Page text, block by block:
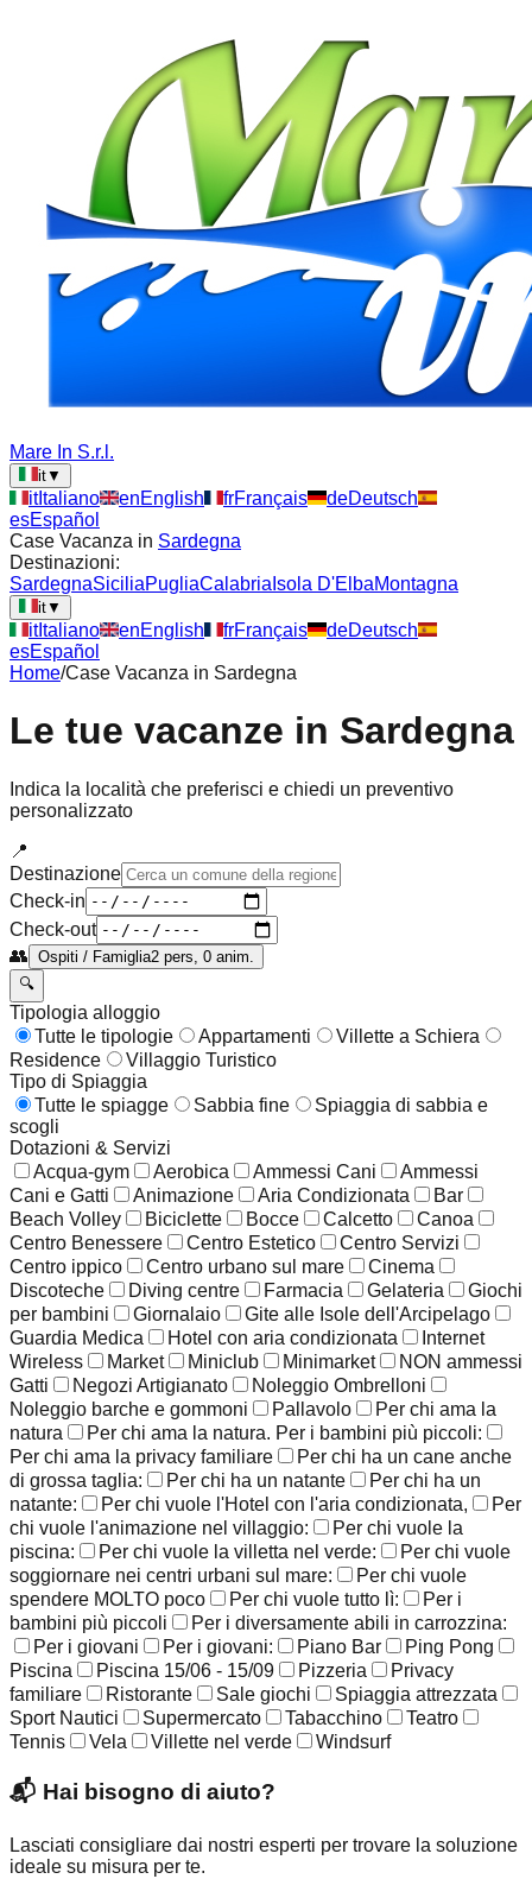
Mare In S.r.l.
it▼
itItaliano enEnglish frFrançais deDeutsch
esEspañol
Case Vacanza in Sardegna
Destinazioni:
SardegnaSiciliaPugliaCalabria Isola D'ElbaMontagna
it▼
itItaliano enEnglish frFrançais deDeutsch
esEspañol
Home/Case Vacanza in Sardegna
Le tue vacanze in Sardegna
Indica la località che preferisci e chiedi un preventivo
personalizzato
📍
Destinazione
Check-in
Check-out
👥 Ospiti / Famiglia2 pers, 0 anim.
🔍
Tipologia alloggio
Tutte le tipologie
Appartamenti
Villette a Schiera
Residence
Villaggio Turistico
Tipo di Spiaggia
Tutte le spiagge
Sabbia fine
Spiaggia di sabbia e
scogli
Dotazioni & Servizi
Acqua-gym
Aerobica Ammessi Cani
Ammessi
Cani e Gatti
Animazione Aria Condizionata
Bar
Beach Volley
Biciclette Bocce Calcetto
Canoa
Centro Benessere
Centro Estetico
Centro Servizi
Centro ippico
Centro urbano sul mare
Cinema
Discoteche
Diving centre Farmacia Gelateria
Giochi
per bambini
Giornalaio
Gite alle Isole dell'Arcipelago
Guardia Medica
Hotel con aria condizionata
Internet
Wireless
Market Miniclub Minimarket
NON ammessi
Gatti
Negozi Artigianato
Noleggio Ombrelloni
Noleggio barche e gommoni
Pallavolo
Per chi ama la
natura
Per chi ama la natura. Per i bambini più piccoli:
Per chi ama la privacy familiare
Per chi ha un cane anche
di grossa taglia:
Per chi ha un natante
Per chi ha un
natante:
Per chi vuole l'Hotel con l'aria condizionata,
Per
chi vuole l'animazione nel villaggio:
Per chi vuole la
piscina:
Per chi vuole la villetta nel verde:
Per chi vuole
soggiornare nei centri urbani sul mare:
Per chi vuole
spendere MOLTO poco
Per chi vuole tutto lì:
Per i
bambini più piccoli
Per i diversamente abili in carrozzina:
Per i giovani
Per i giovani: Piano Bar
Ping Pong
Piscina
Piscina 15/06 - 15/09 Pizzeria
Privacy
familiare
Ristorante Sale giochi
Spiaggia attrezzata
Sport Nautici
Supermercato Tabacchino
Teatro
Tennis
Vela Villette nel verde Windsurf
📬 Hai bisogno di aiuto?
Lasciati consigliare dai nostri esperti per trovare la soluzione
ideale su misura per te.